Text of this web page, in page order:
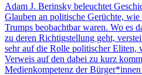
Adam J. Berinsky beleuchtet
Glauben an politische Gerüchte,
Trumps beobachtbar waren. Wo es
zu deren Richtigstellung geht,
sehr auf die Rolle politischer Eliten,
Verweis auf den dabei zu kurz
Medienkompetenz der